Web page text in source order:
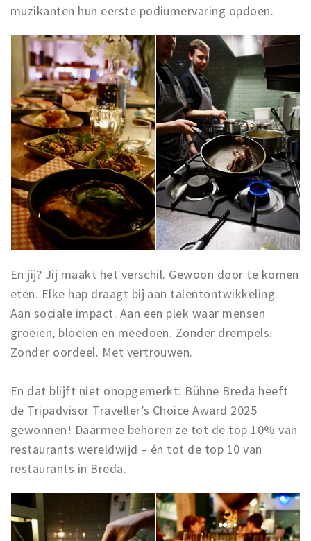
muzikanten hun eerste podiumervaring opdoen.
En jij? Jij maakt het verschil. Gewoon door te komen
eten. Elke hap draagt bij aan talentontwikkeling.
Aan sociale impact. Aan een plek waar mensen
groeien, bloeien en meedoen. Zonder drempels.
Zonder oordeel. Met vertrouwen.
En dat blijft niet onopgemerkt: Bühne Breda heeft
de Tripadvisor Traveller’s Choice Award 2025
gewonnen! Daarmee behoren ze tot de top 10% van
restaurants wereldwijd – én tot de top 10 van
restaurants in Breda.